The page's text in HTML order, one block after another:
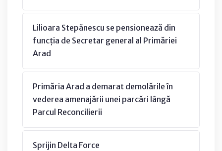
Lilioara Stepănescu se pensionează din
funcția de Secretar general al Primăriei
Arad
Primăria Arad a demarat demolările în
vederea amenajării unei parcări lângă
Parcul Reconcilierii
Sprijin Delta Force